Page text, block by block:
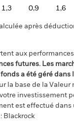
1,3 0,9 1,6
après
aux
futures. Les
a été géré dans
la base de la
est effectué
Blackrock